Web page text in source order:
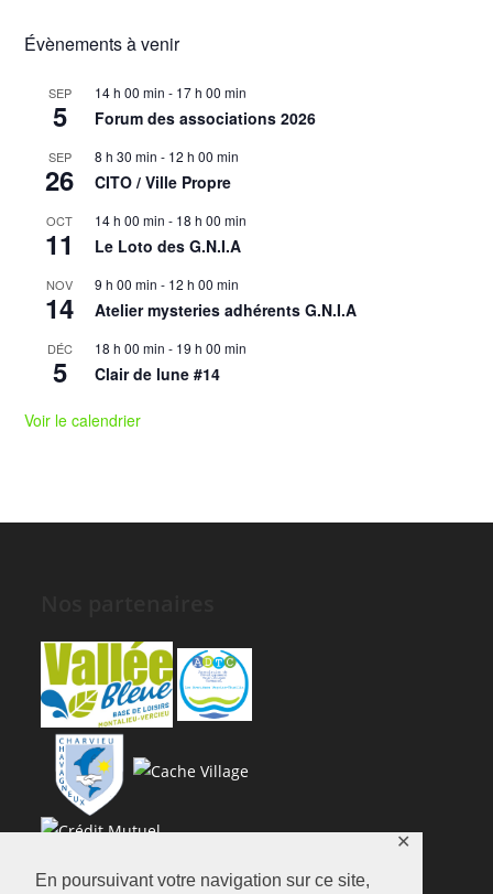
En poursuivant votre navigation sur ce site,
✕
Évènements à venir
SEP
5
14 h 00 min - 17 h 00 min
Forum des associations 2026
SEP
26
8 h 30 min - 12 h 00 min
CITO / Ville Propre
OCT
11
14 h 00 min - 18 h 00 min
Le Loto des G.N.I.A
NOV
14
9 h 00 min - 12 h 00 min
Atelier mysteries adhérents G.N.I.A
DÉC
5
18 h 00 min - 19 h 00 min
Clair de lune #14
Voir le calendrier